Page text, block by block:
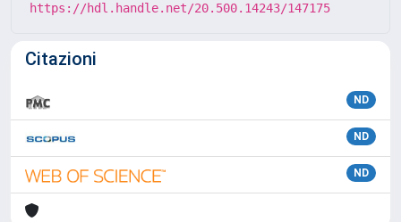
https://hdl.handle.net/20.500.14243/147175
Citazioni
ND
ND
ND